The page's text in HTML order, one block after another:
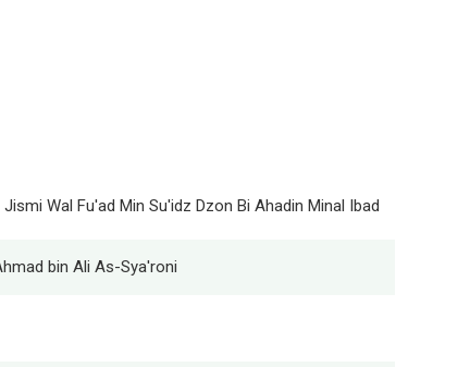
Wal Fu'ad Min Su'idz Dzon Bi Ahadin Minal Ibad
bin Ali As-Sya'roni